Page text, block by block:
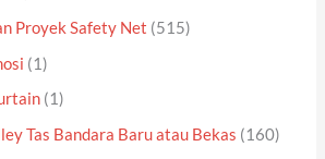
Proyek Safety Net (515)
(1)
(1)
Tas Bandara Baru atau Bekas (160)